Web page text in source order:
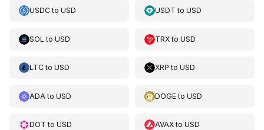
USDCto USD USDT toUSD
SOL to USD TRXtoUSD
LTCto USD XRP toUSD
ADA to USD DOGEtoUSD
DOT to USD AVAXtoUSD